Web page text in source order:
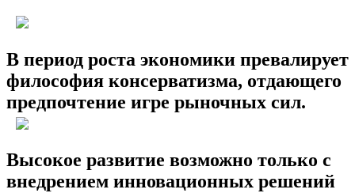
В период роста экономики превалирует
философия консерватизма, отдающего
предпочтение игре рыночных сил.
Высокое развитие возможно только с
внедрением инновационных решений